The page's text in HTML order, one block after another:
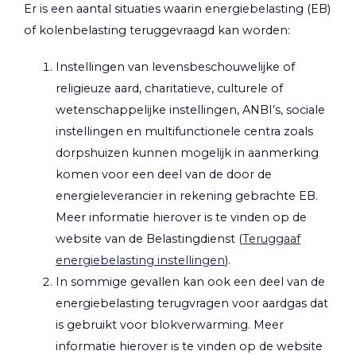
Er is een aantal situaties waarin energiebelasting (EB)
of kolenbelasting teruggevraagd kan worden:
Instellingen van levensbeschouwelijke of
religieuze aard, charitatieve, culturele of
wetenschappelijke instellingen, ANBI’s, sociale
instellingen en multifunctionele centra zoals
dorpshuizen kunnen mogelijk in aanmerking
komen voor een deel van de door de
energieleverancier in rekening gebrachte EB.
Meer informatie hierover is te vinden op de
website van de Belastingdienst (Teruggaaf
energiebelasting instellingen).
In sommige gevallen kan ook een deel van de
energiebelasting terugvragen voor aardgas dat
is gebruikt voor blokverwarming. Meer
informatie hierover is te vinden op de website